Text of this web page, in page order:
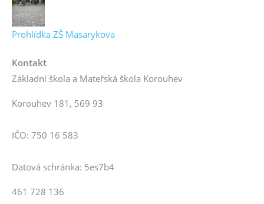
Prohlídka ZŠ Masarykova
Kontakt
Základní škola a Mateřská škola Korouhev
Korouhev 181, 569 93
IČO: 750 16 583
Datová schránka: 5es7b4
461 728 136